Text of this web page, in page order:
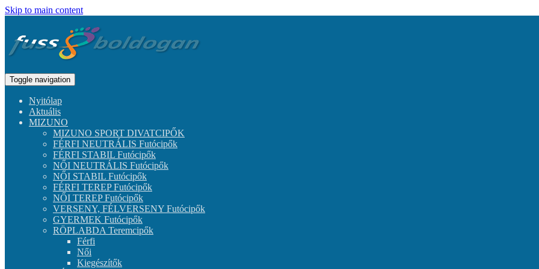
Skip to main content
Toggle navigation
Nyitólap
Aktuális
MIZUNO
MIZUNO SPORT DIVATCIPŐK
FÉRFI NEUTRÁLIS Futócipők
FÉRFI STABIL Futócipők
NŐI NEUTRÁLIS Futócipők
NŐI STABIL Futócipők
FÉRFI TEREP Futócipők
NŐI TEREP Futócipők
VERSENY, FÉLVERSENY Futócipők
GYERMEK Futócipők
RÖPLABDA Teremcipők
Férfi
Női
Kiegészítők